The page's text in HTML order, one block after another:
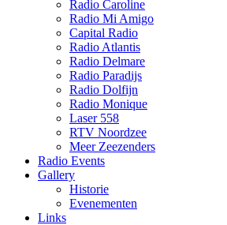
Radio Caroline
Radio Mi Amigo
Capital Radio
Radio Atlantis
Radio Delmare
Radio Paradijs
Radio Dolfijn
Radio Monique
Laser 558
RTV Noordzee
Meer Zeezenders
Radio Events
Gallery
Historie
Evenementen
Links